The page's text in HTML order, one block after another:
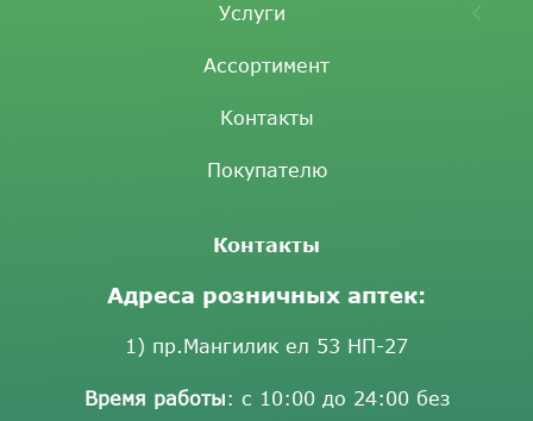
Услуги
Ассортимент
Контакты
Покупателю
Контакты
Адреса розничных аптек:
1) пр.Мангилик ел 53 НП-27
Время работы: с 10:00 до 24:00 без